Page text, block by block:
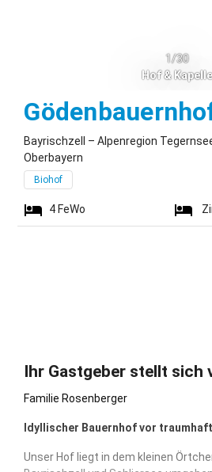
1/30
Hof & Kapelle
Bayrischzell – Alpenregion
Oberbayern
Biohof
4 FeWo
Ihr Gastgeber stellt sich
Familie Rosenberger
Idyllischer Bauernhof vor
Unser Hof liegt in dem kleinen